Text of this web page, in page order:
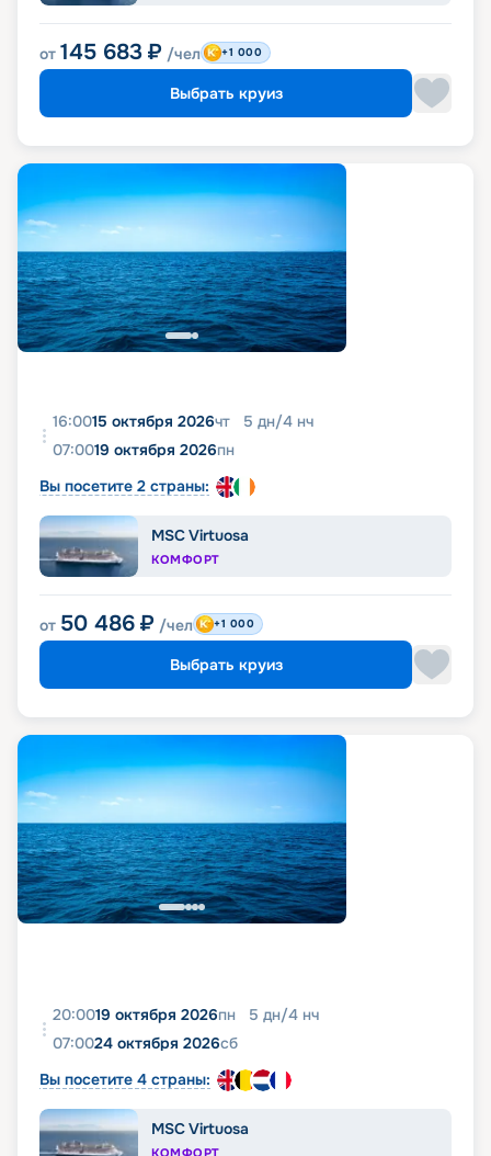
от 145 683 ₽ /чел +1 000
Выбрать круиз
16:0015 октября 2026чт 5 дн/4 нч
07:0019 октября 2026пн
Вы посетите 2 страны:
MSC Virtuosa
КОМФОРТ
от 50 486 ₽ /чел +1 000
Выбрать круиз
20:0019 октября 2026пн 5 дн/4 нч
07:0024 октября 2026сб
Вы посетите 4 страны:
MSC Virtuosa
КОМФОРТ